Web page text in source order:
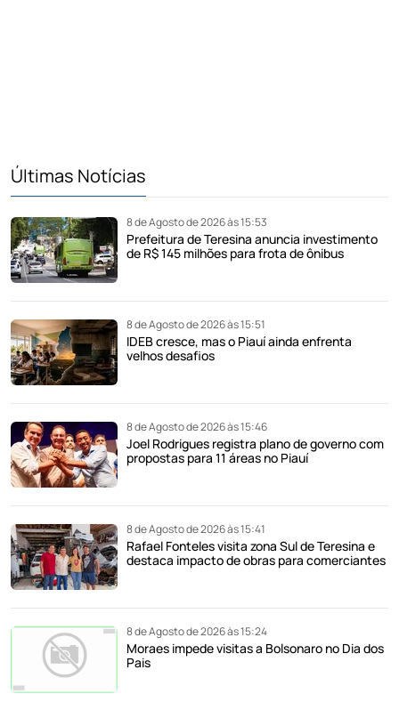
Últimas Notícias
8 de Agosto de 2026 às 15:53
Prefeitura de Teresina anuncia investimento
de R$ 145 milhões para frota de ônibus
8 de Agosto de 2026 às 15:51
IDEB cresce, mas o Piauí ainda enfrenta
velhos desafios
8 de Agosto de 2026 às 15:46
Joel Rodrigues registra plano de governo com
propostas para 11 áreas no Piauí
8 de Agosto de 2026 às 15:41
Rafael Fonteles visita zona Sul de Teresina e
destaca impacto de obras para comerciantes
8 de Agosto de 2026 às 15:24
Moraes impede visitas a Bolsonaro no Dia dos
Pais